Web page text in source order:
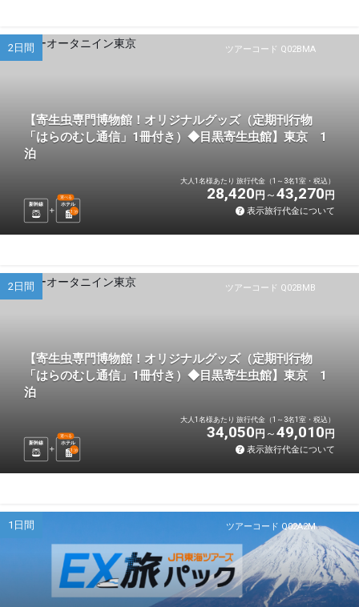
ツアーコード Q02BMA
2日間
【寄生虫専門博物館！オリジナルグッズ（定期刊行物
「はらのむし通信」1冊付き）◆目黒寄生虫館】東京 1
泊
新幹線 ホテル
選べる
1 泊
大人1名様あたり 旅行代金（1～3名1室・税込）
28,420 円 43,270 円
表示旅行代金について
ツアーコード Q02BMB
2日間
【寄生虫専門博物館！オリジナルグッズ（定期刊行物
「はらのむし通信」1冊付き）◆目黒寄生虫館】東京 1
泊
新幹線 ホテル
選べる
1 泊
大人1名様あたり 旅行代金（1～3名1室・税込）
34,050 円 49,010 円
表示旅行代金について
ツアーコード Q02A2M
1日間